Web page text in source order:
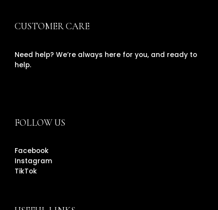
CUSTOMER CARE
Need help? We’re always here for you, and ready to
help.
FOLLOW US
Facebook
Instagram
TikTok